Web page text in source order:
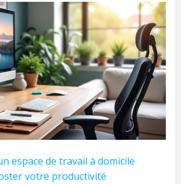
espace de travail à domicile
votre productivité